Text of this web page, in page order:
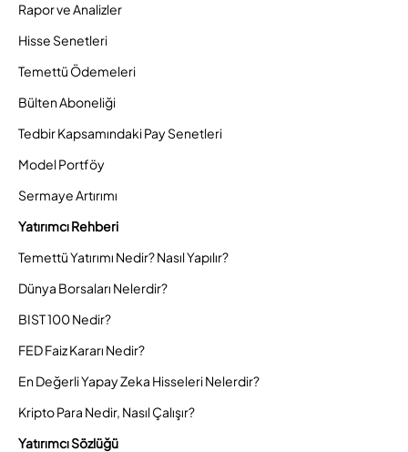
Rapor ve Analizler
Hisse Senetleri
Temettü Ödemeleri
Bülten Aboneliği
Tedbir Kapsamındaki Pay Senetleri
Model Portföy
Sermaye Artırımı
Yatırımcı Rehberi
Temettü Yatırımı Nedir? Nasıl Yapılır?
Dünya Borsaları Nelerdir?
BIST 100 Nedir?
FED Faiz Kararı Nedir?
En Değerli Yapay Zeka Hisseleri Nelerdir?
Kripto Para Nedir, Nasıl Çalışır?
Yatırımcı Sözlüğü